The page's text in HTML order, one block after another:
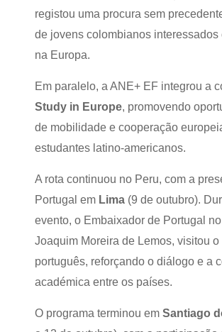
registou uma procura sem
de jovens colombianos interessados
na Europa.
Em paralelo, a ANE+ EF integrou a
Study in Europe, promovendo
de mobilidade e cooperação
estudantes latino-americanos.
A rota continuou no Peru, com a
Portugal em Lima (9 de outubro).
evento, o Embaixador de Portugal
Joaquim Moreira de Lemos, visitou
português, reforçando o diálogo e a
académica entre os países.
O programa terminou em Santiago